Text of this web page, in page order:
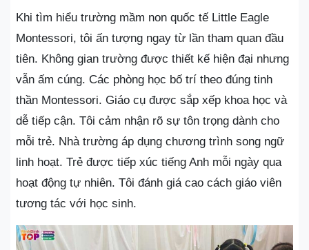
Khi tìm hiểu trường mầm non quốc tế Little Eagle
Montessori, tôi ấn tượng ngay từ lần tham quan đầu
tiên. Không gian trường được thiết kế hiện đại nhưng
vẫn ấm cúng. Các phòng học bố trí theo đúng tinh
thần Montessori. Giáo cụ được sắp xếp khoa học và
dễ tiếp cận. Tôi cảm nhận rõ sự tôn trọng dành cho
mỗi trẻ. Nhà trường áp dụng chương trình song ngữ
linh hoạt. Trẻ được tiếp xúc tiếng Anh mỗi ngày qua
hoạt động tự nhiên. Tôi đánh giá cao cách giáo viên
tương tác với học sinh.